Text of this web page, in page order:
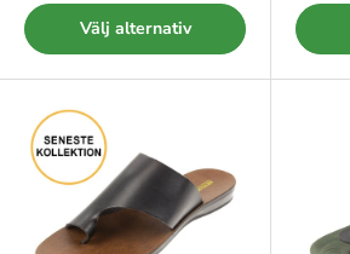
Välj alternativ